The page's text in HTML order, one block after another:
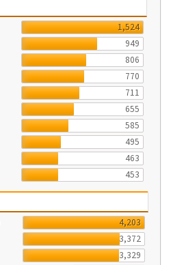
1,524
949
806
770
711
655
585
495
463
453
4,203
3,372
3,329